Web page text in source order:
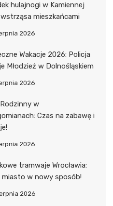
hulajnogi w Kamiennej
mieszkańcami
2026
Wakacje 2026: Policja
Młodzież w Dolnośląskiem
2026
w
Czas na zabawę i
2026
tramwaje Wrocławia:
miasto w nowy sposób!
2026